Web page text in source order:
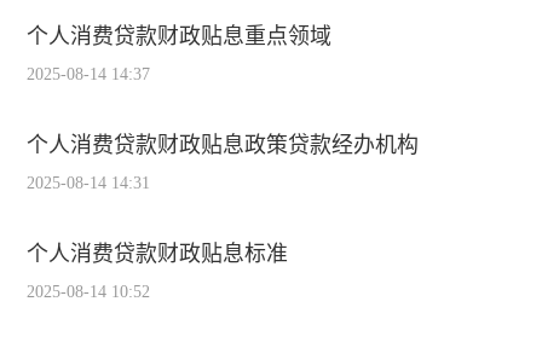
个人消费贷款财政贴息重点领域
2025-08-14 14:37
个人消费贷款财政贴息政策贷款经办机构
2025-08-14 14:31
个人消费贷款财政贴息标准
2025-08-14 10:52